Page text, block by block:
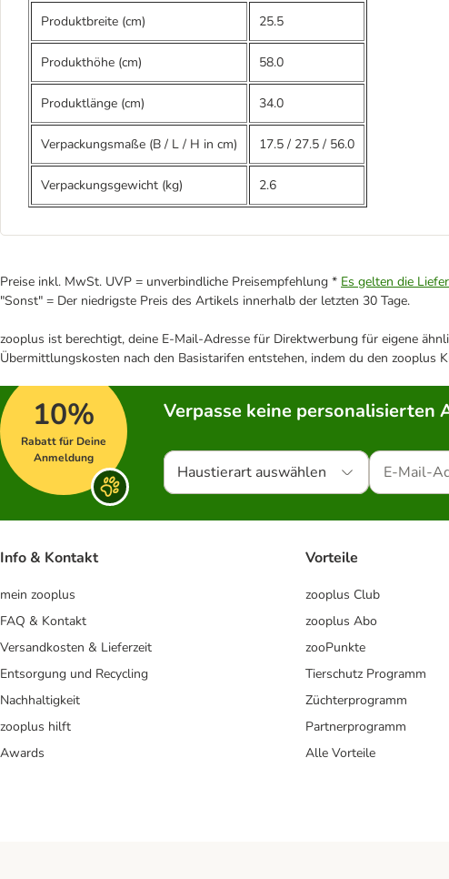
Produktbreite (cm) 25.5
Produkthöhe (cm) 58.0
Produktlänge (cm) 34.0
Verpackungsmaße (B / L / H in cm) 17.5 / 27.5 / 56.0
Verpackungsgewicht (kg) 2.6
Preise inkl. MwSt. UVP = unverbindliche Preisempfehlung * Es gelten die
"Sonst" = Der niedrigste Preis des Artikels innerhalb der letzten 30 Tage.
zooplus ist berechtigt, deine E-Mail-Adresse für Direktwerbung für eigene
Übermittlungskosten nach den Basistarifen entstehen, indem du den
10%
Rabatt für Deine
Anmeldung
Verpasse keine personalisierten
Haustierart auswählen
Info & Kontakt
mein zooplus
FAQ & Kontakt
Versandkosten & Lieferzeit
Entsorgung und Recycling
Nachhaltigkeit
zooplus hilft
Awards
Vorteile
zooplus Club
zooplus Abo
zooPunkte
Tierschutz Programm
Züchterprogramm
Partnerprogramm
Alle Vorteile